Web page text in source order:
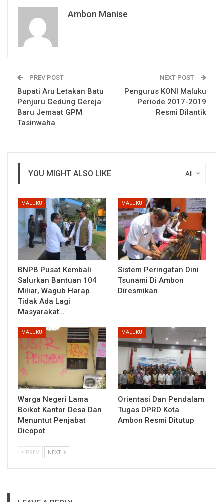
Ambon Manise
PREV POST
Bupati Aru Letakan Batu
Penjuru Gedung Gereja
Baru Jemaat GPM
Tasinwaha
NEXT POST
Pengurus KONI Maluku
Periode 2017-2019
Resmi Dilantik
All
YOU MIGHT ALSO LIKE
MALUKU
BNPB Pusat Kembali
Salurkan Bantuan 104
Miliar, Wagub Harap
Tidak Ada Lagi
Masyarakat…
MALUKU
Sistem Peringatan Dini
Tsunami Di Ambon
Diresmikan
MALUKU
Warga Negeri Lama
Boikot Kantor Desa Dan
Menuntut Penjabat
Dicopot
MALUKU
Orientasi Dan Pendalam
Tugas DPRD Kota
Ambon Resmi Ditutup
PREV NEXT